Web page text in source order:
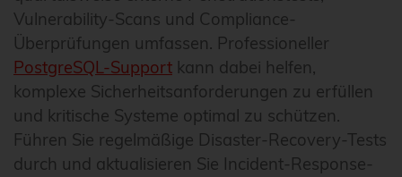
Vulnerability-Scans und Compliance-
Überprüfungen umfassen. Professioneller
PostgreSQL-Support kann dabei helfen,
komplexe Sicherheitsanforderungen zu erfüllen
und kritische Systeme optimal zu schützen.
Führen Sie regelmäßige Disaster-Recovery-Tests
durch und aktualisieren Sie Incident-Response-